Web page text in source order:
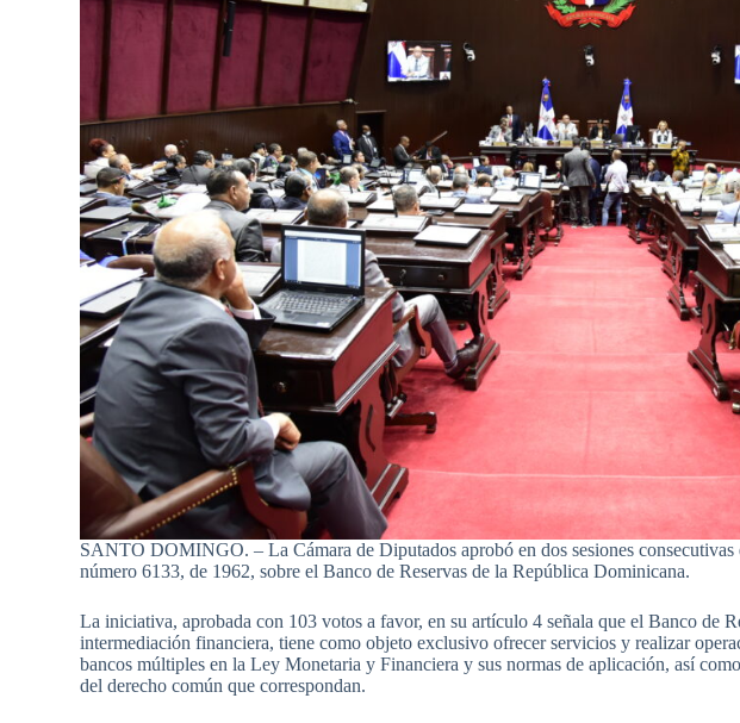
SANTO DOMINGO. – La Cámara de Diputados aprobó en dos sesiones
número 6133, de 1962, sobre el Banco de Reservas de la República Dominicana.
La iniciativa, aprobada con 103 votos a favor, en su artículo 4 señala que el Banco de
intermediación financiera, tiene como objeto exclusivo ofrecer servicios y realizar
bancos múltiples en la Ley Monetaria y Financiera y sus normas de aplicación, así
del derecho común que correspondan.